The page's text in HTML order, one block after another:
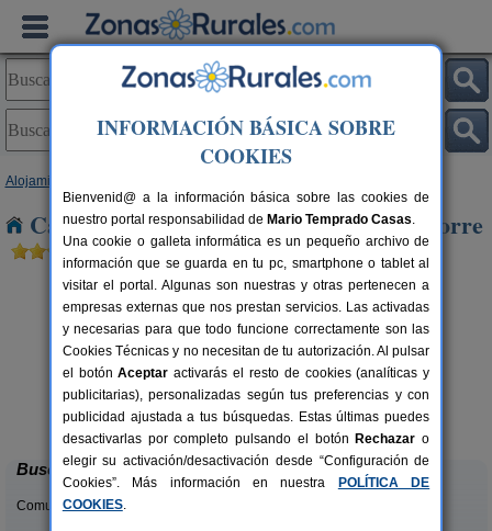
Alojamientos
Casas Rurales cerca de Alcoba de La Torre
14 pers.
desde35 €
El Nido del Mirlo
Casarejos (Soria)
Buscar
Comunidades:
INFORMACIÓN BÁSICA SOBRE
COOKIES
Bienvenid@ a la información básica sobre las cookies de
nuestro portal responsabilidad de Mario Temprado Casas.
Una cookie o galleta informática es un pequeño archivo de
información que se guarda en tu pc, smartphone o tablet al
visitar el portal. Algunas son nuestras y otras pertenecen a
empresas externas que nos prestan servicios. Las activadas
y necesarias para que todo funcione correctamente son las
Cookies Técnicas y no necesitan de tu autorización. Al pulsar
el botónAceptar activarás el resto de cookies (analíticas y
publicitarias), personalizadas según tus preferencias y con
publicidad ajustada a tus búsquedas. Estas últimas puedes
desactivarlas por completo pulsando el botón Rechazar o
elegir su activación/desactivación desde “Configuración de
Cookies”. Más información en nuestra
POLÍTICA DE
COOKIES.